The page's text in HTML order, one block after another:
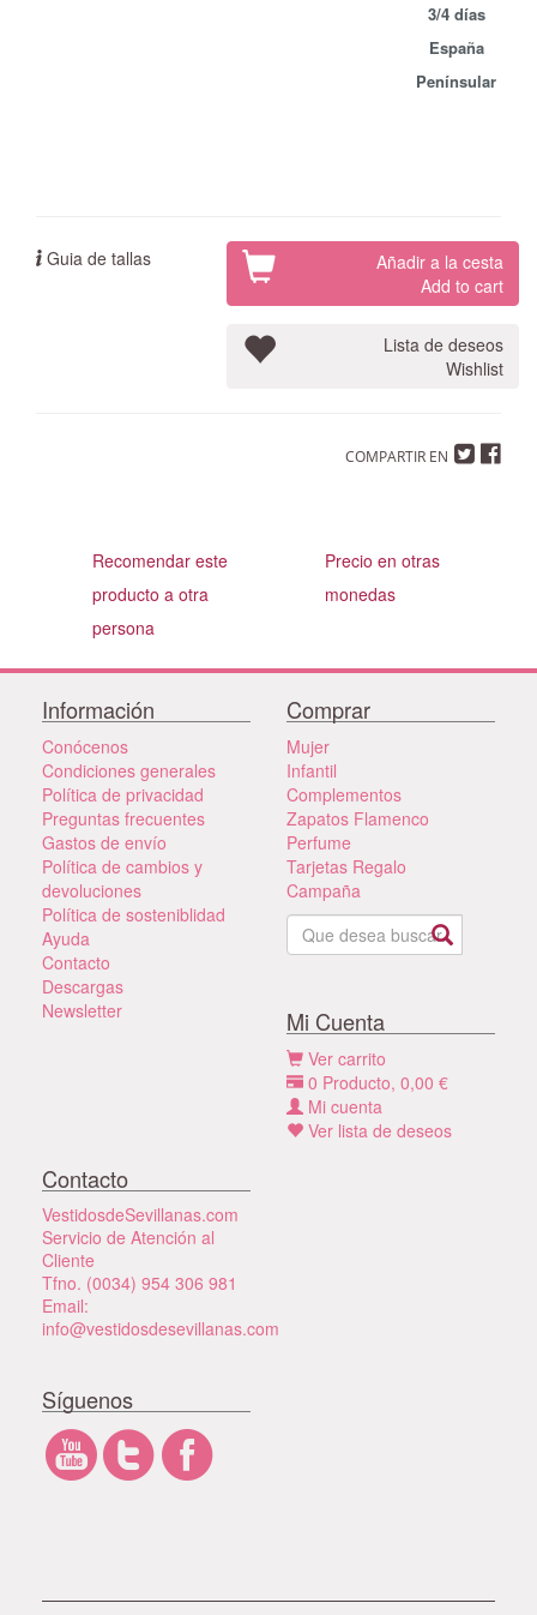
3/4 días
España
Penínsular
Guia de tallas
Añadir a la cesta
Add to cart
Lista de deseos
Wishlist
COMPARTIR EN
Recomendar este
producto a otra
persona
Precio en otras
monedas
Información
Conócenos
Condiciones generales
Política de privacidad
Preguntas frecuentes
Gastos de envío
Política de cambios y
devoluciones
Política de sosteniblidad
Ayuda
Contacto
Descargas
Newsletter
Comprar
Mujer
Infantil
Complementos
Zapatos Flamenco
Perfume
Tarjetas Regalo
Campaña
Mi Cuenta
Ver carrito
0 Producto, 0,00 €
Mi cuenta
Ver lista de deseos
Contacto
VestidosdeSevillanas.com
Servicio de Atención al
Cliente
Tfno. (0034) 954 306 981
Email:
info@vestidosdesevillanas.com
Síguenos